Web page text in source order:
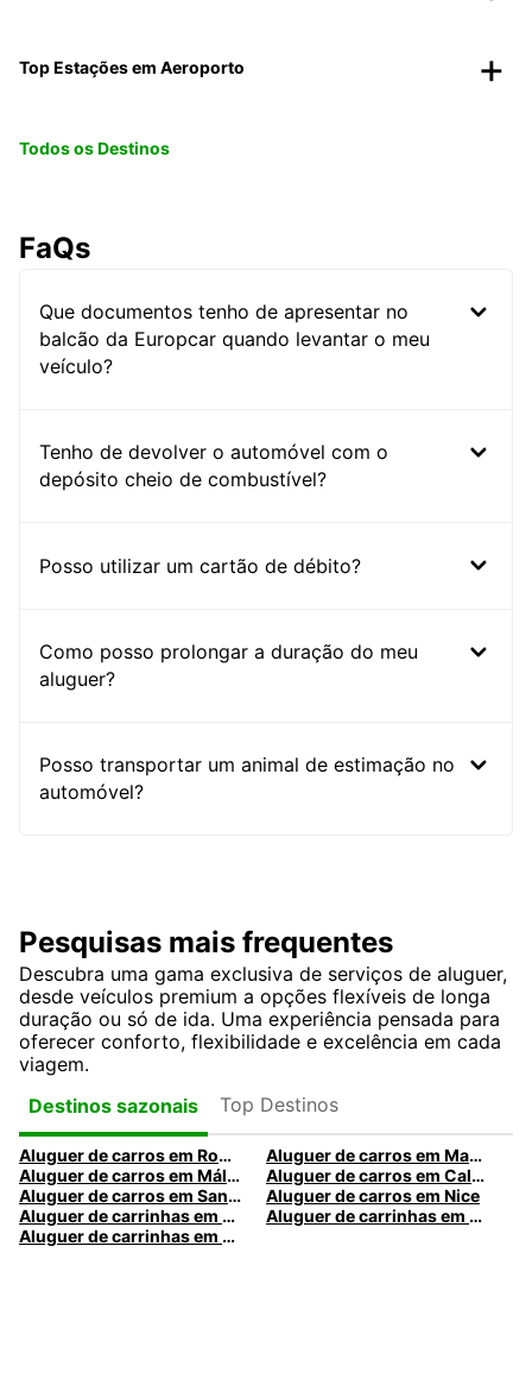
Top Estações em Aeroporto
Todos os Destinos
FaQs
Que documentos tenho de apresentar no
balcão da Europcar quando levantar o meu
veículo?
Tenho de devolver o automóvel com o
depósito cheio de combustível?
Posso utilizar um cartão de débito?
Como posso prolongar a duração do meu
aluguer?
Posso transportar um animal de estimação no
automóvel?
Pesquisas mais frequentes
Descubra uma gama exclusiva de serviços de aluguer,
desde veículos premium a opções flexíveis de longa
duração ou só de ida. Uma experiência pensada para
oferecer conforto, flexibilidade e excelência em cada
viagem.
Destinos sazonais
Top Destinos
Aluguer de carros em Roma
Aluguer de carros em Madrid
Aluguer de carros em Málaga
Aluguer de carros em Caldas da Rainha
Aluguer de carros em Santa Maria da Feira
Aluguer de carros em Nice
Aluguer de carrinhas em Nice
Aluguer de carrinhas em Santa Maria da Feira
Aluguer de carrinhas em Caldas da Rainha